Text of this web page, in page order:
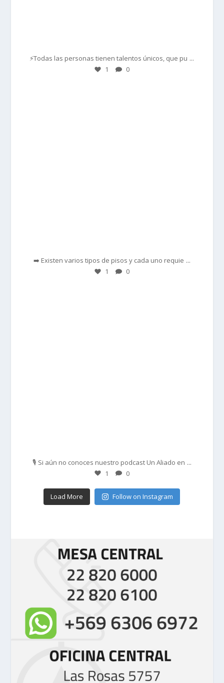
⚡Todas las personas tienen talentos únicos, que pu ...
1 0
➡️ Existen varios tipos de pisos y cada uno requie ...
1 0
🎙️ Si aún no conoces nuestro podcast Un Aliado en ...
1 0
Load More Follow on Instagram